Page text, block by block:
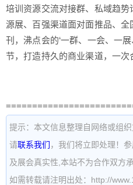
培训资源交流对接群、私域趋
源展、百强渠道面对面推品、
刊，沸点会的‘一群、一会、一
节，打造持久的商业渠道，一次
提示：本文信息整理自网络或组
请联系我们 ，我们将立即处理！
及展会真实性,本站不为合作双方
如需转载请注明出处：http://